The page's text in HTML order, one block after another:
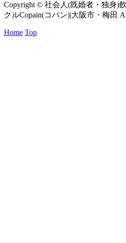
Copyright © 社会人(既婚者・独身)
クルCopain(コパン)|大阪市・梅田
Home Top